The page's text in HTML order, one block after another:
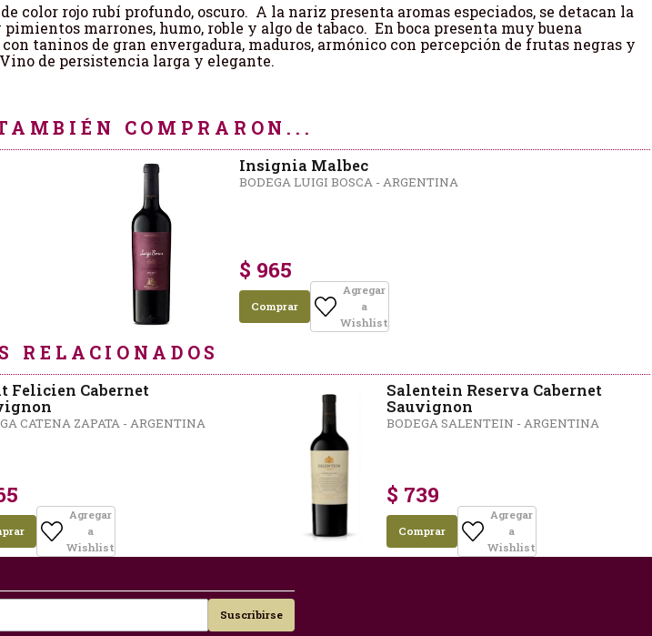
color rojo rubí profundo, oscuro. A la nariz presenta aromas especiados, se detacan la
marrones, humo, roble y algo de tabaco. En boca presenta muy buena
taninos de gran envergadura, maduros, armónico con percepción de frutas negras y
de persistencia larga y elegante.
COMPRARON...
Insignia Malbec
BODEGA LUIGI BOSCA - ARGENTINA
$ 965
Comprar
Agregar
a
Wishlist
RELACIONADOS
Felicien Cabernet
CATENA ZAPATA - ARGENTINA
Agregar
a
Wishlist
Salentein Reserva Cabernet
Sauvignon
BODEGA SALENTEIN - ARGENTINA
$ 739
Comprar
Agregar
a
Wishlist
Suscribirse